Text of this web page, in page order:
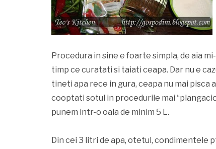
Procedura in sine e foarte simpla, de aia
timp ce curatati si taiati ceapa. Dar nu e
tineti apa rece in gura, ceapa nu mai pisca
cooptati sotul in procedurile mai
punem intr-o oala de minim 5 L.
Din cei 3 litri de apa, otetul, condimentele